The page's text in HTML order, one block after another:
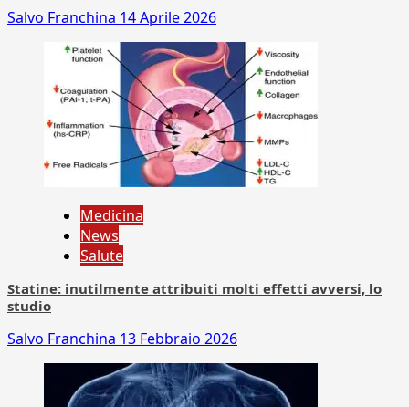
Salvo Franchina 14 Aprile 2026
Medicina
News
Salute
Statine: inutilmente attribuiti molti effetti avversi, lo
studio
Salvo Franchina 13 Febbraio 2026